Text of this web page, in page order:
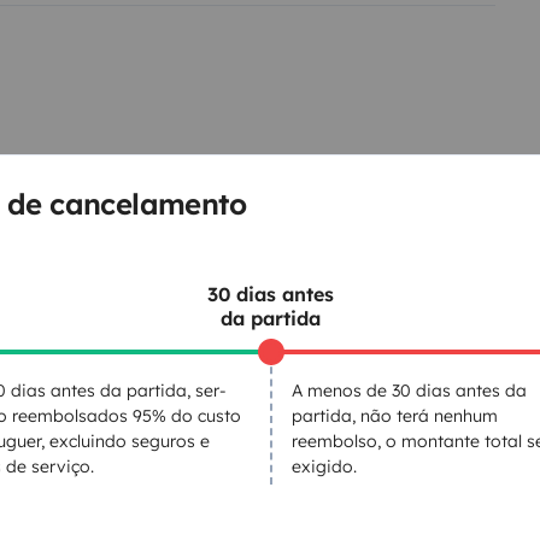
de cancelamento
dias antes da partida, ser-
reembolsados 95% do custo
excluindo seguros e
de serviço.
30 dias antes
da partida
A menos de 30 dias antes da
partida, não terá nenhum
reembolso, o montante total
exigido.
Explora, desconecta y
empieza aquí!
Kit de louça
Sanitas portáteis
Exaustor
Pia